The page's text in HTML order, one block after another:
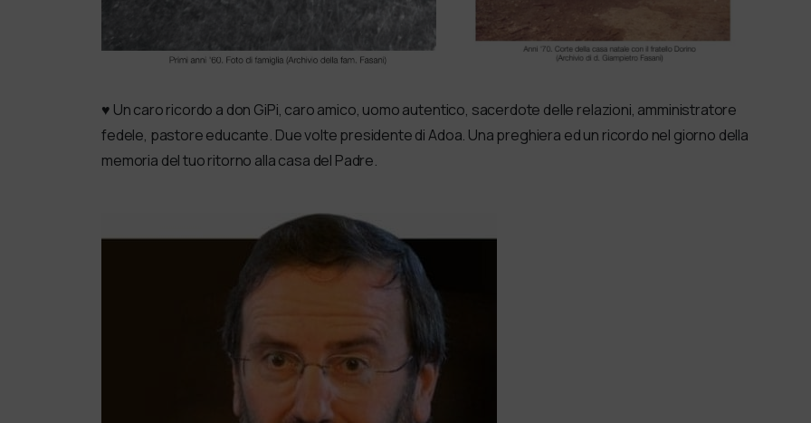
♥️ Un caro ricordo a don GiPi, caro amico, uomo autentico, sacerdote delle relazioni, amministratore
fedele, pastore educante. Due volte presidente di Adoa. Una preghiera ed un ricordo nel giorno della
memoria del tuo ritorno alla casa del Padre.